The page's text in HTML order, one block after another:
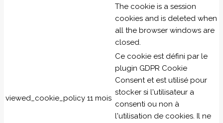
The cookie is a session
cookies and is deleted when
all the browser windows are
closed.
viewed_cookie_policy 11 mois
Ce cookie est défini par le
plugin GDPR Cookie
Consent et est utilisé pour
stocker si l'utilisateur a
consenti ou non à
l'utilisation de cookies. Il ne